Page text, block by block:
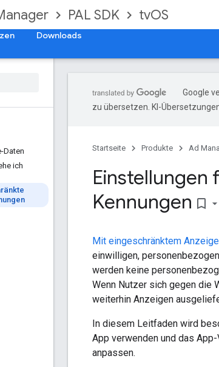
PAL SDK tvOS
Downloads
Daten
ich
Google
zu übersetzen. KI-
Startseite Produkte Ad
Einstellungen
Kennungen bookmark_border
Mit eingeschränktem
einwilligen,
werden keine
Wenn Nutzer sich gegen die
weiterhin Anzeigen
In diesem Leitfaden wird
App verwenden und das
anpassen.